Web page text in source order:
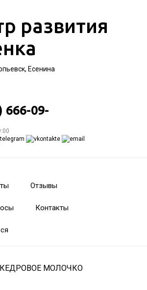
развития
Есенина
666-09-
Отзывы
Контакты
МОЛОЧКО